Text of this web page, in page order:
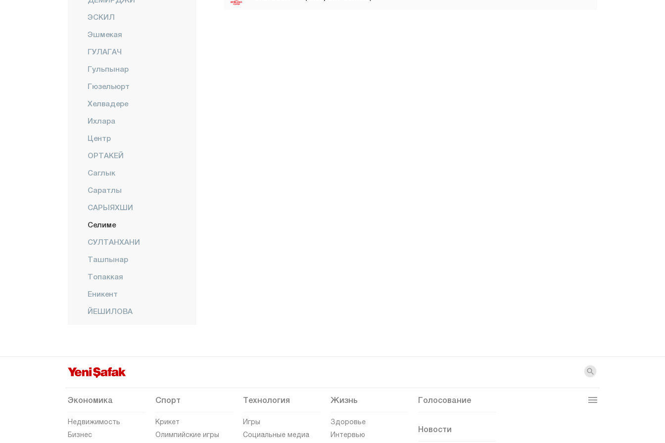
ЭСКИЛ
Эшмекая
ГУЛАГАЧ
Гульпынар
Гюзельюрт
Хелвадере
Ихлара
Центр
ОРТАКЕЙ
Саглык
Саратлы
САРЫЯХШИ
Селиме
СУЛТАНХАНИ
Ташпынар
Топаккая
Еникент
ЙЕШИЛОВА
Ардахан
Артвин
Балыкесир
Экономика
Недвижимость
Бизнес
Спорт
Крикет
Олимпийские игры
Технология
Игры
Социальные медиа
Жизнь
Здоровье
Интервью
Голосование
Новости